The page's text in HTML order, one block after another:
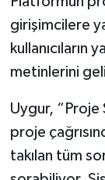
girişimcilere
metinlerini
Uygur, “Proje
proje
takılan tüm